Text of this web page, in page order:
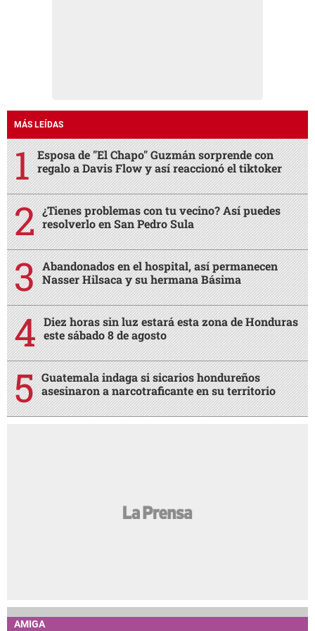
MÁS LEÍDAS
Esposa de "El Chapo" Guzmán sorprende con
regalo a Davis Flow y así reaccionó el tiktoker
¿Tienes problemas con tu vecino? Así puedes
resolverlo en San Pedro Sula
Abandonados en el hospital, así permanecen
Nasser Hilsaca y su hermana Básima
Diez horas sin luz estará esta zona de Honduras
este sábado 8 de agosto
Guatemala indaga si sicarios hondureños
asesinaron a narcotraficante en su territorio
AMIGA